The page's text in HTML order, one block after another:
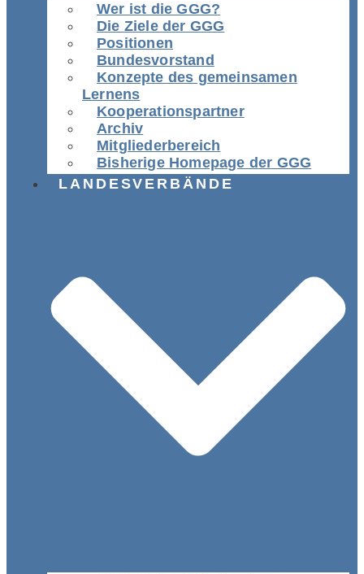
Wer ist die GGG?
Die Ziele der GGG
Positionen
Bundesvorstand
Konzepte des gemeinsamen
Lernens
Kooperationspartner
Archiv
Mitgliederbereich
Bisherige Homepage der GGG
LANDESVERBÄNDE